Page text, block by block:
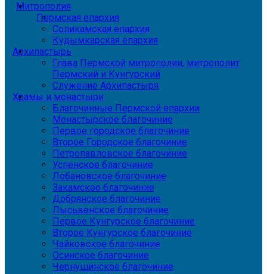
Митрополия
Пермская епархия
Соликамская епархия
Кудымкарская епархия
Архипастырь
Глава Пермской митрополии, митрополит
Пермский и Кунгурский
Служение Архипастыря
Храмы и монастыри
Благочинные Пермской епархии
Монастырское благочиние
Первое городское благочиние
Второе Городское благочиние
Петропавловское благочиние
Успенское благочиние
Лобановское благочиние
Закамское благочиние
Добрянское благочиние
Лысьвенское благочиние
Первое Кунгурское благочиние
Второе Кунгурское благочиние
Чайковское благочиние
Осинское благочиние
Чернушинское благочиние